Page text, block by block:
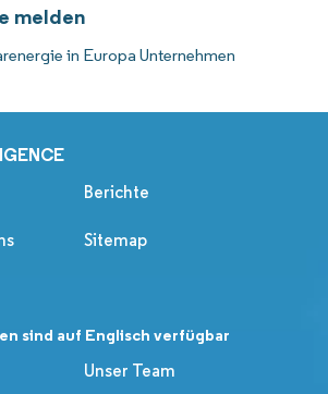
melden
in Europa Unternehmen
Berichte
Sitemap
sind auf Englisch verfügbar
Unser Team